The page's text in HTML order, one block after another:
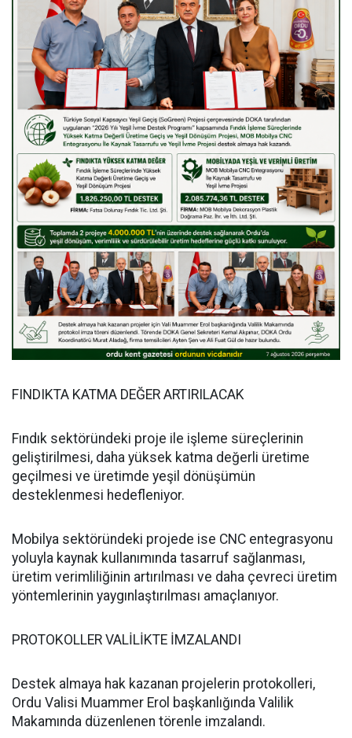
FINDIKTA KATMA DEĞER ARTIRILACAK
Fındık sektöründeki proje ile işleme süreçlerinin
geliştirilmesi, daha yüksek katma değerli üretime
geçilmesi ve üretimde yeşil dönüşümün
desteklenmesi hedefleniyor.
Mobilya sektöründeki projede ise CNC entegrasyonu
yoluyla kaynak kullanımında tasarruf sağlanması,
üretim verimliliğinin artırılması ve daha çevreci üretim
yöntemlerinin yaygınlaştırılması amaçlanıyor.
PROTOKOLLER VALİLİKTE İMZALANDI
Destek almaya hak kazanan projelerin protokolleri,
Ordu Valisi Muammer Erol başkanlığında Valilik
Makamında düzenlenen törenle imzalandı.